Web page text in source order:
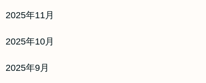
2025年11月
2025年10月
2025年9月